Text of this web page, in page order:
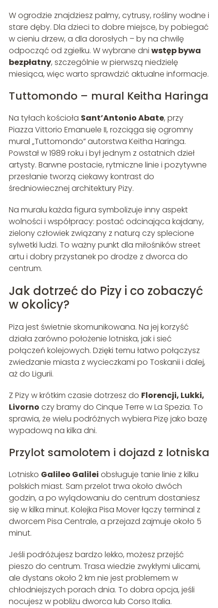
W ogrodzie znajdziesz palmy, cytrusy, rośliny wodne i
stare dęby. Dla dzieci to dobre miejsce, by pobiegać
w cieniu drzew, a dla dorosłych – by na chwilę
odpocząć od zgiełku. W wybrane dni wstęp bywa
bezpłatny, szczególnie w pierwszą niedzielę
miesiąca, więc warto sprawdzić aktualne informacje.
Tuttomondo – mural Keitha Haringa
Na tyłach kościoła Sant’Antonio Abate, przy
Piazza Vittorio Emanuele II, rozciąga się ogromny
mural „Tuttomondo” autorstwa Keitha Haringa.
Powstał w 1989 roku i był jednym z ostatnich dzieł
artysty. Barwne postacie, rytmiczne linie i pozytywne
przesłanie tworzą ciekawy kontrast do
średniowiecznej architektury Pizy.
Na muralu każda figura symbolizuje inny aspekt
wolności i współpracy: postać odcinająca kajdany,
zielony człowiek związany z naturą czy splecione
sylwetki ludzi. To ważny punkt dla miłośników street
artu i dobry przystanek po drodze z dworca do
centrum.
Jak dotrzeć do Pizy i co zobaczyć
w okolicy?
Piza jest świetnie skomunikowana. Na jej korzyść
działa zarówno położenie lotniska, jak i sieć
połączeń kolejowych. Dzięki temu łatwo połączysz
zwiedzanie miasta z wycieczkami po Toskanii i dalej,
aż do Ligurii.
Z Pizy w krótkim czasie dotrzesz do Florencji, Lukki,
Livorno czy bramy do Cinque Terre w La Spezia. To
sprawia, że wielu podróżnych wybiera Pizę jako bazę
wypadową na kilka dni.
Przylot samolotem i dojazd z lotniska
Lotnisko Galileo Galilei obsługuje tanie linie z kilku
polskich miast. Sam przelot trwa około dwóch
godzin, a po wylądowaniu do centrum dostaniesz
się w kilka minut. Kolejka Pisa Mover łączy terminal z
dworcem Pisa Centrale, a przejazd zajmuje około 5
minut.
Jeśli podróżujesz bardzo lekko, możesz przejść
pieszo do centrum. Trasa wiedzie zwykłymi ulicami,
ale dystans około 2 km nie jest problemem w
chłodniejszych porach dnia. To dobra opcja, jeśli
nocujesz w pobliżu dworca lub Corso Italia.